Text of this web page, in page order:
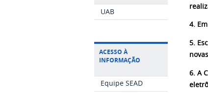
UAB
ACESSO À
INFORMAÇÃO
Equipe SEAD
4.
5.
6. A